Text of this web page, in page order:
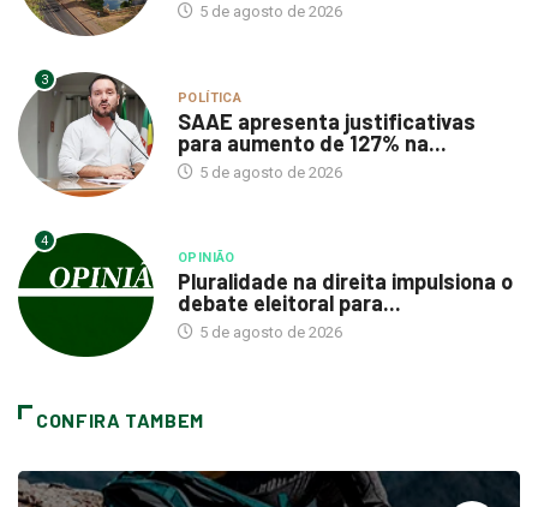
5 de agosto de 2026
3
POLÍTICA
SAAE apresenta justificativas
para aumento de 127% na...
5 de agosto de 2026
4
OPINIÃO
Pluralidade na direita impulsiona o
debate eleitoral para...
5 de agosto de 2026
CONFIRA TAMBEM